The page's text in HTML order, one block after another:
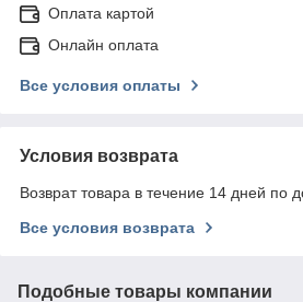
Оплата картой
Онлайн оплата
Все условия оплаты
Условия возврата
Возврат товара в течение 14 дней по
Все условия возврата
Подобные товары компании